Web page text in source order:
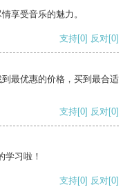
享受音乐的魅力。
支持[0] 反对[0]
最优惠的价格，买到最合适
支持[0] 反对[0]
学习啦！
支持[0] 反对[0]